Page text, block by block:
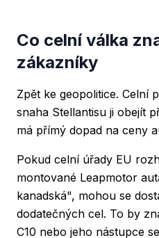
Co celní válka
zákazníky
Zpět ke geopolitice. Celní
snaha Stellantisu ji obejít
má přímý dopad na ceny
Pokud celní úřady EU
montované Leapmotor
kanadská", mohou se
dodatečných cel. To by
C10 nebo jeho nástupce